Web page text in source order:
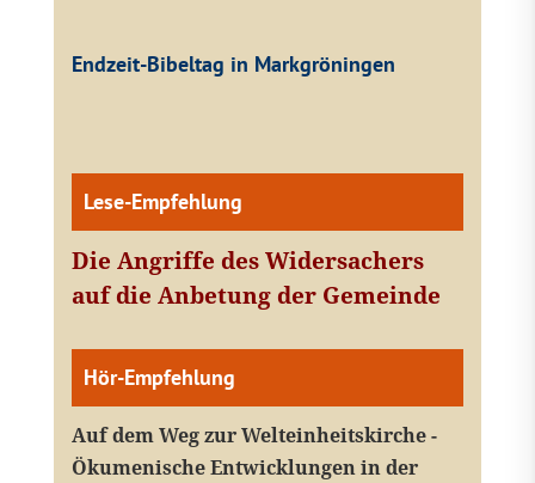
Endzeit-Bibeltag in Markgröningen
Lese-Empfehlung
Die Angriffe des Widersachers
auf die Anbetung der Gemeinde
Hör-Empfehlung
Auf dem Weg zur Welteinheitskirche -
Ökumenische Entwicklungen in der